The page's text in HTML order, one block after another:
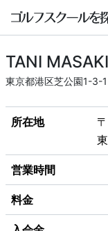
TANI
東京都港区芝公園1-3-
所在地
営業時間
料金